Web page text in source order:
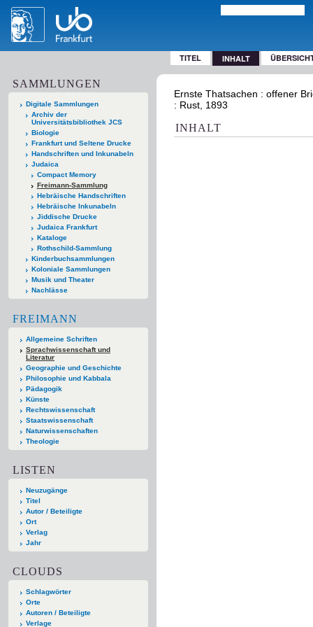
TITEL INHALT
SAMMLUNGEN
Digitale Sammlungen
Archiv der
Universitätsbibliothek JCS
Biologie
Frankfurt und Seltene Drucke
Handschriften und Inkunabeln
Judaica
Compact Memory
Freimann-Sammlung
Hebräische Handschriften
Hebräische Inkunabeln
Jiddische Drucke
Judaica Frankfurt
Kataloge
Rothschild-Sammlung
Kinderbuchsammlungen
Koloniale Sammlungen
Musik und Theater
Nachlässe
FREIMANN
Allgemeine Schriften
Sprachwissenschaft und
Literatur
Geographie und Geschichte
Philosophie und Kabbala
Pädagogik
Künste
Rechtswissenschaft
Staatswissenschaft
Naturwissenschaften
Theologie
LISTEN
Neuzugänge
Titel
Autor / Beteiligte
Ort
Verlag
Jahr
CLOUDS
Schlagwörter
Orte
Autoren / Beteiligte
Verlage
Ernste Thatsachen : offener
: Rust, 1893
INHALT